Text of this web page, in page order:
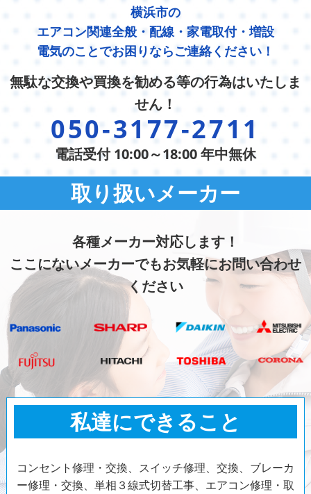
横浜市の
エアコン関連全般・配線・家電取付・増設
電気のことでお困りならご連絡ください！
無駄な交換や買換を勧める等の行為はいたしま
せん！
050-3177-2711
電話受付 10:00～18:00 年中無休
取り扱いメーカー
各種メーカー対応します！
ここにないメーカーでもお気軽にお問い合わせ
ください
私達にできること
コンセント修理・交換、スイッチ修理、交換、ブレーカ
ー修理・交換、単相３線式切替工事、エアコン修理・取